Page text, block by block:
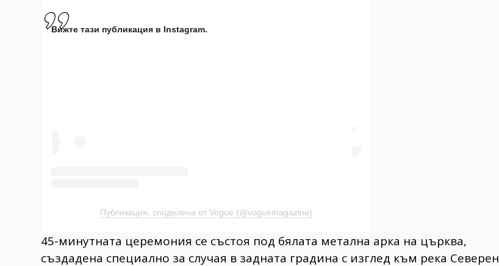
Вижте тази публикация в Instagram.
Публикация, споделена от Vogue (@voguemagazine)
45-минутната церемония се състоя под бялата метална арка на църква,
създадена специално за случая в задната градина с изглед към река Северен